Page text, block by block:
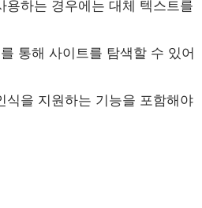
하는 경우에는 대체 텍스트를
통해 사이트를 탐색할 수 있어
식을 지원하는 기능을 포함해야